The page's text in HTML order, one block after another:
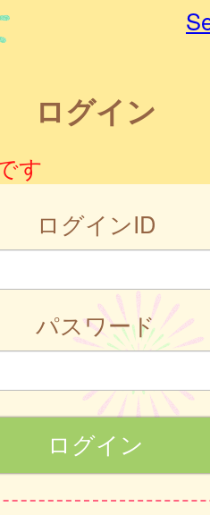
ログイン
す
ログインID
パスワード